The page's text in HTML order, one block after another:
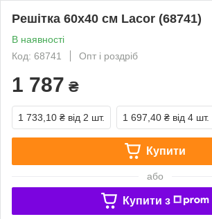
Решітка 60х40 см Lacor (68741)
В наявності
Код: 68741
Опт і роздріб
1 787 ₴
1 733,10 ₴ від 2 шт. 1 697,40 ₴ від 4 шт.
Купити
або
Купити з